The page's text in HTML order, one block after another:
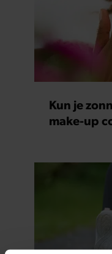
Kun je
make-up